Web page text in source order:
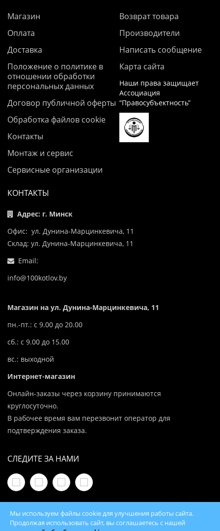
Магазин
Оплата
Доставка
Положение о политике в
отношении обработки
персональных данных
Договор публичной оферты
Обработка файлов cookie
Контакты
Монтаж и сервис
Сервисные организации
Возврат товара
Производители
Написать сообщение
Карта сайта
Наши права защищает
Ассоциация
“Правосубъектность”
КОНТАКТЫ
Адрес: г. Минск
Офис: ул. Дунина-Марцинкевича, 11
Склад: ул. Дунина-Марцинкевича, 11
Email:
info@100kotlov.by
Магазин на ул. Дунина-Марцинкевича, 11
пн.-пт.: с 9.00 до 20.00
сб.: с 9.00 до 15.00
вс.: выходной
Интернет-магазин
Онлайн-заказы через корзину принимаются
круглосуточно.
В рабочее время вам перезвонит оператор для
подтверждения заказа.
СЛЕДИТЕ ЗА НАМИ
Мы используем файлы cookie для улучшения работы сайта.
Продолжая использовать сайт, вы соглашаетесь с нашей